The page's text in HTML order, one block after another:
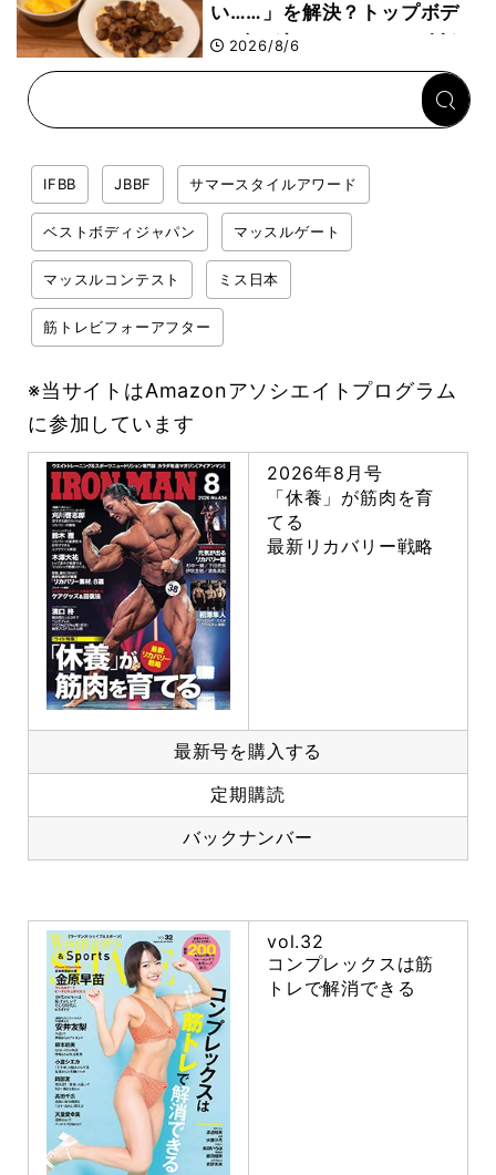
い……」を解決？トップボデ
ィビルダーのリカバリー飯を
専門家がロジカル解説
2026/8/6
IFBB JBBF サマースタイルアワード
ベストボディジャパン マッスルゲート
マッスルコンテスト ミス日本
筋トレビフォーアフター
※当サイトはAmazonアソシエイトプログラム
に参加しています
2026年8月号
「休養」が筋肉を育
てる
最新リカバリー戦略
最新号を購入する
定期購読
バックナンバー
vol.32
コンプレックスは筋
トレで解消できる